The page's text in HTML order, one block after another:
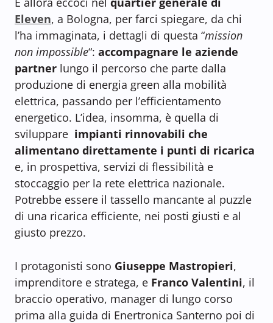
Eleven, a Bologna, per farci spiegare, da chi
l’ha immaginata, i dettagli di questa “mission
non impossible“: accompagnare le aziende
partner lungo il percorso che parte dalla
produzione di energia green alla mobilità
elettrica, passando per l’efficientamento
energetico. L’idea, insomma, è quella di
sviluppare impianti rinnovabili che
alimentano direttamente i punti di ricarica
e, in prospettiva, servizi di flessibilità e
stoccaggio per la rete elettrica nazionale.
Potrebbe essere il tassello mancante al puzzle
di una ricarica efficiente, nei posti giusti e al
giusto prezzo.
I protagonisti sono Giuseppe Mastropieri,
imprenditore e stratega, e Franco Valentini, il
braccio operativo, manager di lungo corso
prima alla guida di Enertronica Santerno poi di